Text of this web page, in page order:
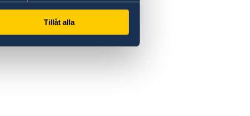
Tillåt alla